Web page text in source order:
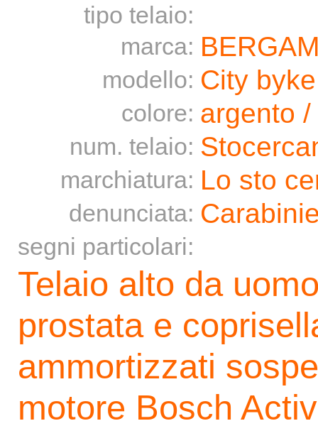
tipo telaio:
marca:
modello: City
colore: argento
num. telaio:
marchiatura: Lo sto
denunciata:
segni particolari:
Telaio alto da
prostata e
ammortizzati
motore Bosch